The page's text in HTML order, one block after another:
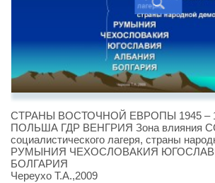
СТРАНЫ ВОСТОЧНОЙ ЕВРОПЫ 1945 –
ПОЛЬША ГДР ВЕНГРИЯ Зона влияния
социалистического лагеря, страны
РУМЫНИЯ ЧЕХОСЛОВАКИЯ
БОЛГАРИЯ
Череухо Т.А.,2009